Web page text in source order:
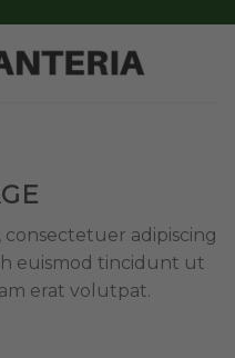
adipiscing
euismod tincidunt ut
erat volutpat.